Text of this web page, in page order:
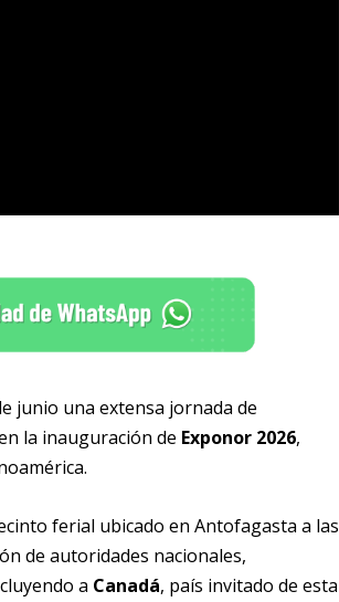
junio una extensa jornada de
la inauguración de Exponor 2026,
ferial ubicado en Antofagasta a las
de autoridades nacionales,
a Canadá, país invitado de esta